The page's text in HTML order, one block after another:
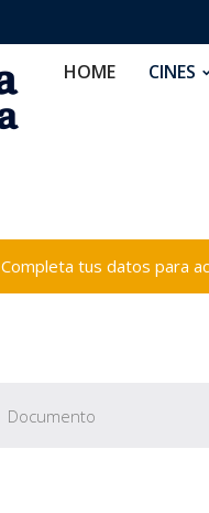
HOME CINES
Completa tus datos para